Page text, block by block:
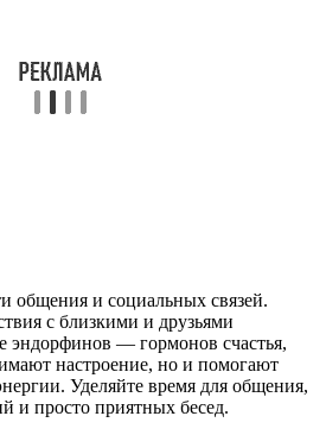
общения и социальных связей.
с близкими и друзьями
эндорфинов — гормонов счастья,
настроение, но и помогают
Уделяйте время для общения,
и просто приятных бесед.